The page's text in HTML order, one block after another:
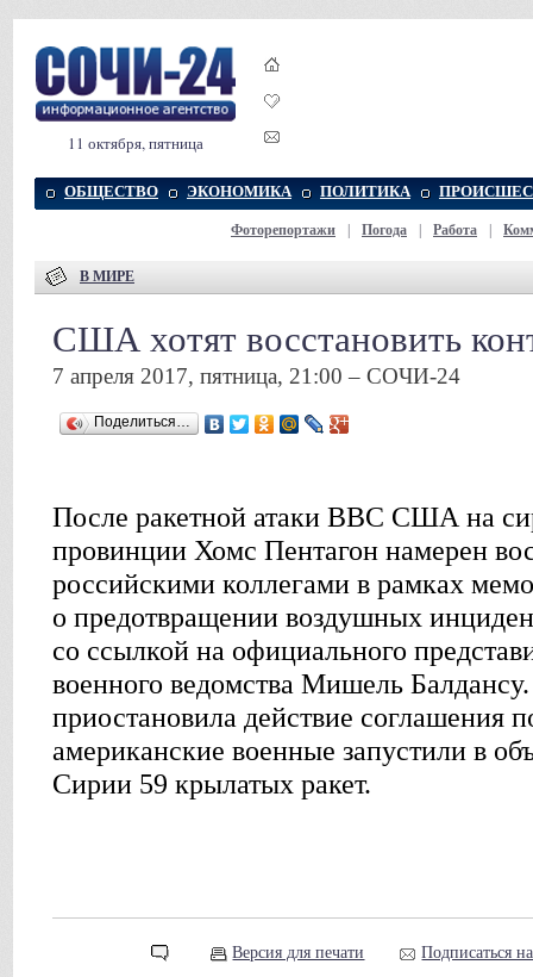
11 октября, пятница
ОБЩЕСТВО ЭКОНОМИКА ПОЛИТИКА
Фоторепортажи Погода Работа
В МИРЕ
США хотят восстановить
7 апреля 2017, пятница, 21:00 – СОЧИ-24
Поделиться…
После ракетной атаки ВВС США на
провинции Хомс Пентагон намерен
российскими коллегами в рамках
о предотвращении воздушных
со ссылкой на официального
военного ведомства Мишель
приостановила действие соглашения
американские военные запустили в
Сирии 59 крылатых ракет.
Версия для печати Подписаться